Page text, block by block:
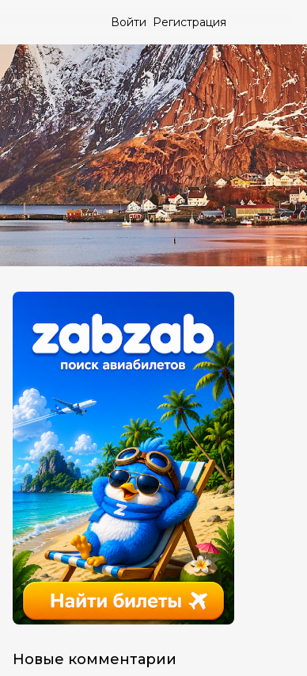
Войти Регистрация
Новые комментарии